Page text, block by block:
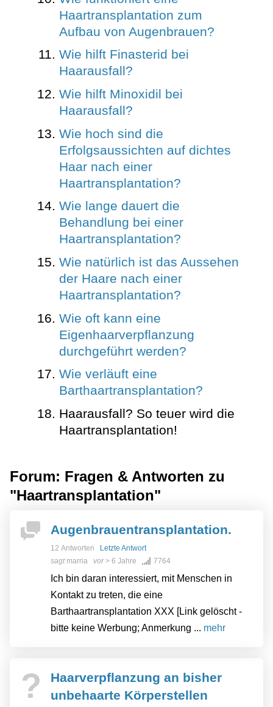
Haartransplantation zum
Aufbau von Augenbrauen?
Wie hilft Finasterid bei
Haarausfall?
Wie hilft Minoxidil bei
Haarausfall?
Wie hoch sind die
Erfolgsaussichten auf dichtes
Haar nach einer
Haartransplantation?
Wie lange dauert die
Behandlung bei einer
Haartransplantation?
Wie natürlich ist das Aussehen
der Haare nach einer
Haartransplantation?
Wie oft kann eine
Eigenhaarverpflanzung
durchgeführt werden?
Wie verläuft eine
Barthaartransplantation?
Haarausfall? So teuer wird die
Haartransplantation!
Forum: Fragen & Antworten zu
"Haartransplantation"
Augenbrauentransplantation.
12 Antworten
Letzte Antwort
sagt marria vor> 6 Jahre 7764
Ich bin daran interessiert, mit Menschen in
Kontakt zu treten, die eine
Barthaartransplantation XXX [Link gelöscht -
bitte keine Werbung; Anmerkung ... mehr
?
Haarverpflanzung an bisher
unbehaarte Körperstellen